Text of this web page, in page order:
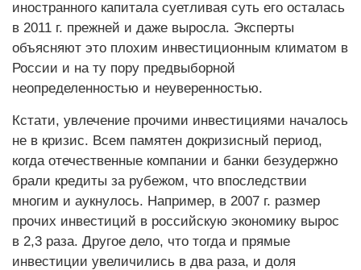
иностранного капитала суетливая суть его осталась
в 2011 г. прежней и даже выросла. Эксперты
объясняют это плохим инвестиционным климатом в
России и на ту пору предвыборной
неопределенностью и неуверенностью.
Кстати, увлечение прочими инвестициями началось
не в кризис. Всем памятен докризисный период,
когда отечественные компании и банки безудержно
брали кредиты за рубежом, что впоследствии
многим и аукнулось. Например, в 2007 г. размер
прочих инвестиций в российскую экономику вырос
в 2,3 раза. Другое дело, что тогда и прямые
инвестиции увеличились в два раза, и доля